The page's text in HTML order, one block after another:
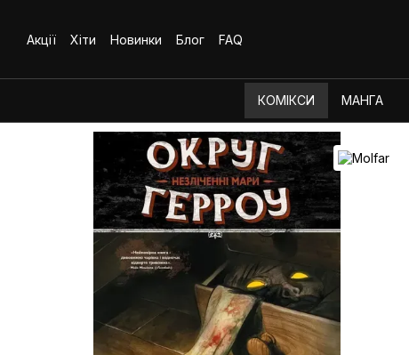
Акції
Хіти Новинки Блог FAQ
КОМІКСИ МАНГА